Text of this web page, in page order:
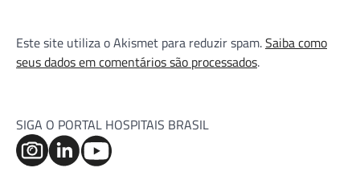
Este site utiliza o Akismet para reduzir spam.Saiba como
seus dados em comentários são processados.
SIGA O PORTAL HOSPITAIS BRASIL